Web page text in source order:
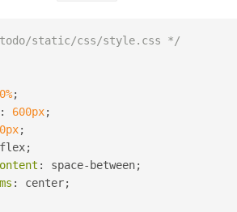
static/css/style.css */
;
: 600px;
;
: space-between;
: center;